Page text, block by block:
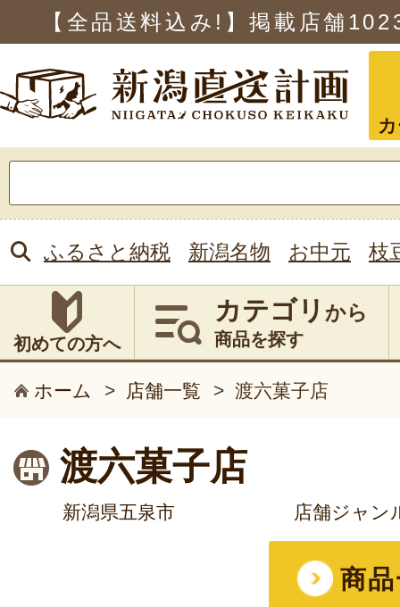
【全品送料込み!】掲載店舗
索:
ふるさと納税 新潟名物 お中元 枝
初めての方へ
カテゴリ から
商品を探す
ホーム > 店舗一覧 > 渡六菓子店
渡六菓子店
新潟県五泉市 店舗ジャン
商